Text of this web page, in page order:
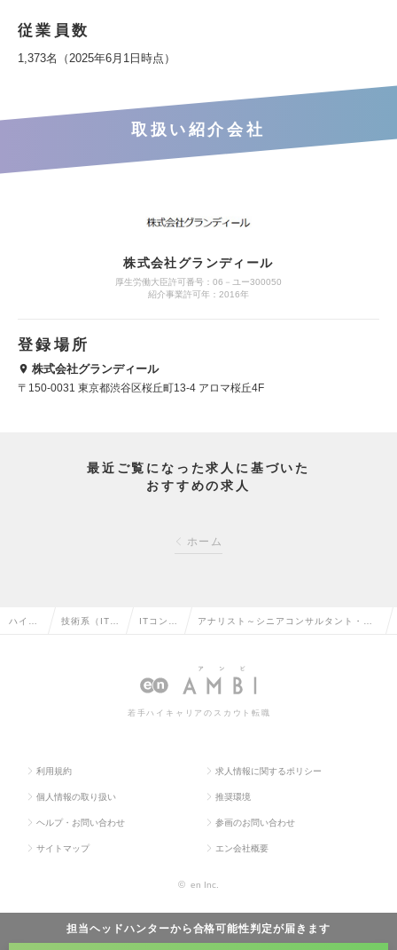
従業員数
1,373名（2025年6月1日時点）
取扱い紹介会社
株式会社グランディール
厚生労働大臣許可番号：06－ユー300050
紹介事業許可年：2016年
登録場所
株式会社グランディール
〒150-0031 東京都渋谷区桜丘町13-4 アロマ桜丘4F
最近ご覧になった求人に基づいた
おすすめの求人
ホーム
担当ヘッドハンターから合格可能性判定が届きます
ハイク 技術系（IT・ ITコンサ
の転職
アナリスト～シニアコンサルタント・No
リーダー～Mgr候補の求人情報
若手ハイキャリアのスカウト転職
利用規約 求人情報に関するポリシー
個人情報の取り扱い 推奨環境
ヘルプ・お問い合わせ 参画のお問い合わせ
サイトマップ エン会社概要
© en Inc.